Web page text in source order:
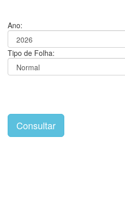
Ano:
Tipo de Folha: